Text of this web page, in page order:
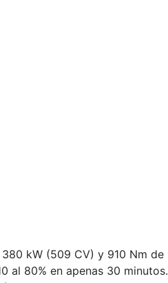
kW (509 CV) y 910 Nm de
al 80% en apenas 30 minutos.